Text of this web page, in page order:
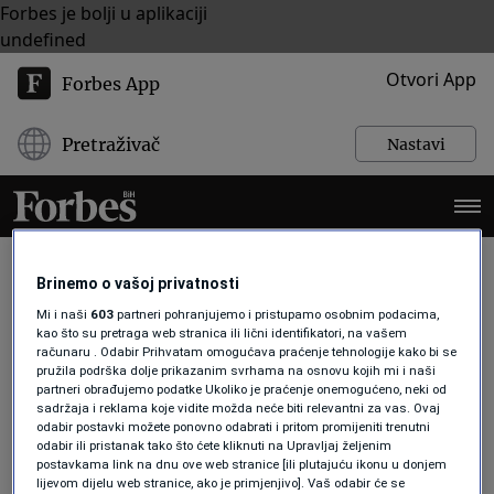
Forbes je bolji u aplikaciji
undefined
Forbes App Otvori App
Pretraživač Nastavi
IMOVINA
AKTUELNOSTI
Švicarci zamrzli svu imovinu Madura
i njegovih bliskih saradnika
Forbes Slovenija
Brinemo o vašoj privatnosti
Mi i naši 603 partneri pohranjujemo i pristupamo osobnim podacima,
kao što su pretraga web stranica ili lični identifikatori, na vašem
računaru . Odabir Prihvatam omogućava praćenje tehnologije kako bi se
pružila podrška dolje prikazanim svrhama na osnovu kojih mi i naši
partneri obrađujemo podatke Ukoliko je praćenje onemogućeno, neki od
sadržaja i reklama koje vidite možda neće biti relevantni za vas. Ovaj
odabir postavki možete ponovno odabrati i pritom promijeniti trenutni
odabir ili pristanak tako što ćete kliknuti na Upravljaj željenim
postavkama link na dnu ove web stranice [ili plutajuću ikonu u donjem
lijevom dijelu web stranice, ako je primjenjivo]. Vaš odabir će se